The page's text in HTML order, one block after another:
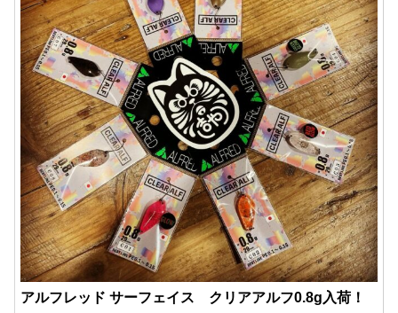
アルフレッド サーフェイス クリアアルフ0.8g入荷！